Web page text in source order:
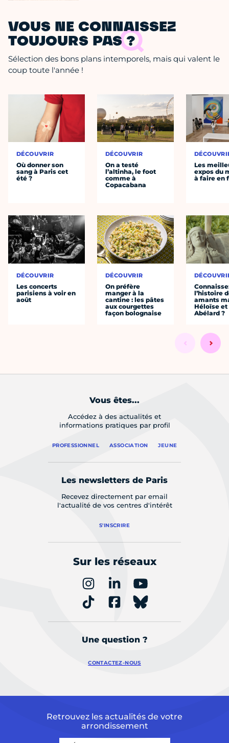
VOUS NE CONNAISSEZ
TOUJOURS PAS ?
Sélection des bons plans intemporels, mais qui valent le
coup toute l'année !
DÉCOUVRIR
Où donner son
sang à Paris cet
été ?
DÉCOUVRIR
Les concerts
parisiens à voir en
août
DÉCOUVRIR
On a testé
l’altinha, le foot
comme à
Copacabana
DÉCOUVRIR
On préfère
manger à la
cantine : les pâtes
aux courgettes
façon bolognaise
Les
expos du
à faire en
l’histoire
amants
Héloïse et
Abélard ?
Vous êtes...
Accédez à des actualités et
informations pratiques par profil
PROFESSIONNEL ASSOCIATION JEUNE
Les newsletters de Paris
Recevez directement par email
l'actualité de vos centres d'intérêt
S'INSCRIRE
Sur les réseaux
Une question ?
CONTACTEZ-NOUS
Retrouvez les actualités de votre
arrondissement